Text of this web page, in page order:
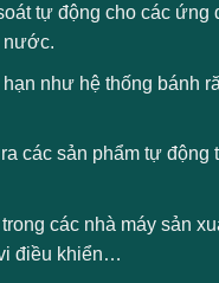
tự động cho các
nước.
như hệ thống bánh
các sản phẩm tự
các nhà máy sản
điều khiển…